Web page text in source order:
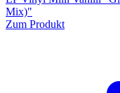
Mix)"
Zum Produkt